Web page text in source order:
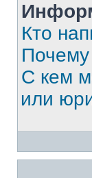
Кто
Почему
С кем
или